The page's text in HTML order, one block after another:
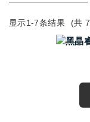
显示1-7条结果 (共 7